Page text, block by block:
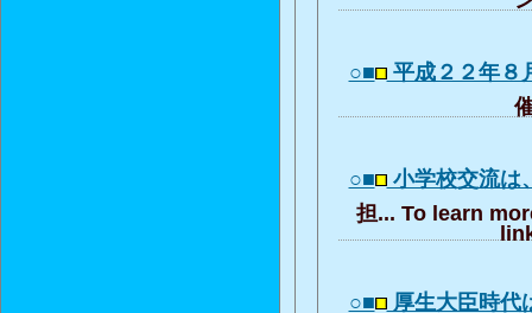
○■ 平成２２年
○■ 小学校交流
担... To learn
○■ 厚生大臣時